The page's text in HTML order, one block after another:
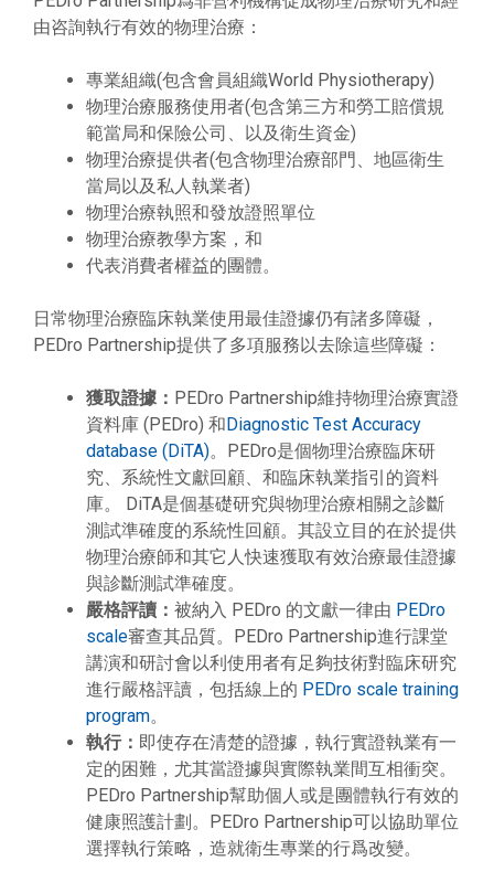
由咨詢執行有效的物理治療：
專業組織(包含會員組織World Physiotherapy)
物理治療服務使用者(包含第三方和勞工賠償規
範當局和保險公司、以及衛生資金)
物理治療提供者(包含物理治療部門、地區衛生
當局以及私人執業者)
物理治療執照和發放證照單位
物理治療教學方案，和
代表消費者權益的團體。
日常物理治療臨床執業使用最佳證據仍有諸多障礙，
PEDro Partnership提供了多項服務以去除這些障礙：
獲取證據： PEDro Partnership維持物理治療實證
資料庫 (PEDro) 和 Diagnostic Test Accuracy
database (DiTA)。PEDro是個物理治療臨床研
究、系統性文獻回顧、和臨床執業指引的資料
庫。 DiTA是個基礎研究與物理治療相關之診斷
測試準確度的系統性回顧。其設立目的在於提供
物理治療師和其它人快速獲取有效治療最佳證據
與診斷測試準確度。
嚴格評讀： 被納入 PEDro 的文獻一律由 PEDro
scale審查其品質。PEDro Partnership進行課堂
講演和研討會以利使用者有足夠技術對臨床研究
進行嚴格評讀，包括線上的 PEDro scale training
program。
執行： 即使存在清楚的證據，執行實證執業有一
定的困難，尤其當證據與實際執業間互相衝突。
PEDro Partnership幫助個人或是團體執行有效的
健康照護計劃。PEDro Partnership可以協助單位
選擇執行策略，造就衛生專業的行爲改變。